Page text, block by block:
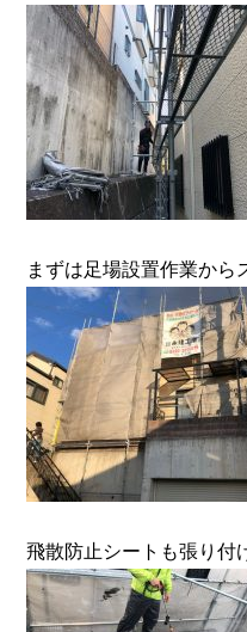
まずは足場設置作業から
飛散防止シートも張り付